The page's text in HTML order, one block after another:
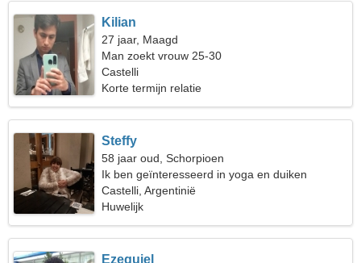
Kilian
27 jaar, Maagd
Man zoekt vrouw 25-30
Castelli
Korte termijn relatie
Steffy
58 jaar oud, Schorpioen
Ik ben geïnteresseerd in yoga en duiken
Castelli, Argentinië
Huwelijk
Ezequiel